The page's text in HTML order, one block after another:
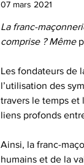
07 mars 2021
La franc-
comprise ? Même
Les fondateurs de la
l’utilisation des
travers le temps et
liens profonds
Ainsi, la franc-
humains et de la